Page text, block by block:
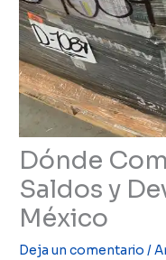
Dónde
Saldos y
México
Deja un comentario /